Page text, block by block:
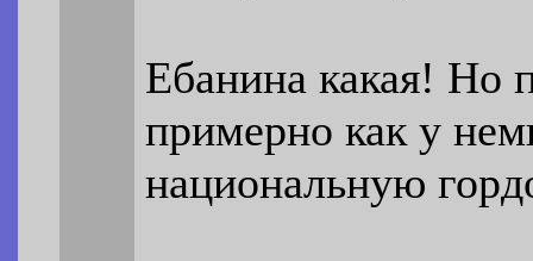
Ебанина какая! Но
примерно как у
национальную